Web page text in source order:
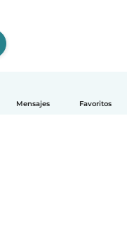
Mensajes Favoritos